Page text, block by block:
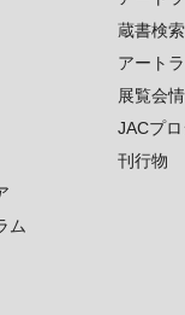
ム
蔵書検索
アート
展覧会
JACプ
刊行物